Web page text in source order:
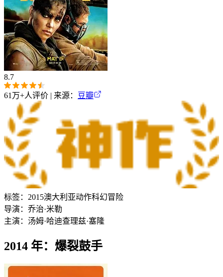
8.7
61万+人评价 | 来源： 豆瓣
标签： 2015澳大利亚动作科幻冒险
导演： 乔治·米勒
主演： 汤姆·哈迪查理兹·塞隆
2014 年：爆裂鼓手